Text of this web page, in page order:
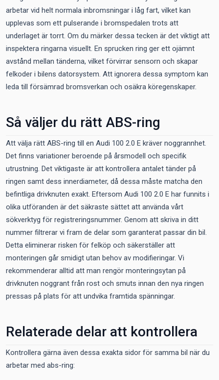
arbetar vid helt normala inbromsningar i låg fart, vilket kan
upplevas som ett pulserande i bromspedalen trots att
underlaget är torrt. Om du märker dessa tecken är det viktigt att
inspektera ringarna visuellt. En sprucken ring ger ett ojämnt
avstånd mellan tänderna, vilket förvirrar sensorn och skapar
felkoder i bilens datorsystem. Att ignorera dessa symptom kan
leda till försämrad bromsverkan och osäkra köregenskaper.
Så väljer du rätt ABS-ring
Att välja rätt ABS-ring till en Audi 100 2.0 E kräver noggrannhet.
Det finns variationer beroende på årsmodell och specifik
utrustning. Det viktigaste är att kontrollera antalet tänder på
ringen samt dess innerdiameter, då dessa måste matcha den
befintliga drivknuten exakt. Eftersom Audi 100 2.0 E har funnits i
olika utföranden är det säkraste sättet att använda vårt
sökverktyg för registreringsnummer. Genom att skriva in ditt
nummer filtrerar vi fram de delar som garanterat passar din bil.
Detta eliminerar risken för felköp och säkerställer att
monteringen går smidigt utan behov av modifieringar. Vi
rekommenderar alltid att man rengör monteringsytan på
drivknuten noggrant från rost och smuts innan den nya ringen
pressas på plats för att undvika framtida spänningar.
Relaterade delar att kontrollera
Kontrollera gärna även dessa exakta sidor för samma bil när du
arbetar med abs-ring: